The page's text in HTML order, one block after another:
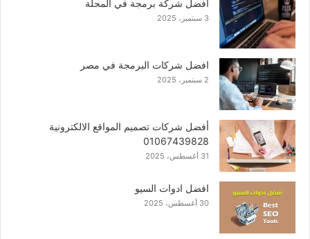
افضل شركة برمجة في المحلة
3 سبتمبر، 2025
افضل شركات البرمجة في مصر
2 سبتمبر، 2025
أفضل شركات تصميم المواقع الالكترونية
01067439828
31 أغسطس، 2025
افضل ادوات السيو
30 أغسطس، 2025